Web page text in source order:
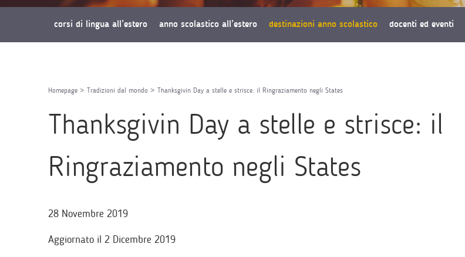
corsi di lingua all’estero anno scolastico all’estero destinazioni anno scolastico docenti ed eventi
Homepage > Tradizioni dal mondo > Thanksgivin Day a stelle e strisce: il Ringraziamento negli States
Thanksgivin Day a stelle e strisce: il
Ringraziamento negli States
28 Novembre 2019
Aggiornato il 2 Dicembre 2019